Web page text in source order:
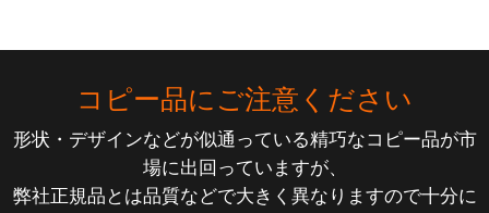
コピー品にご注意ください
形状・デザインなどが似通っている精巧なコピー品が市
場に出回っていますが、
弊社正規品とは品質などで大きく異なりますので十分に